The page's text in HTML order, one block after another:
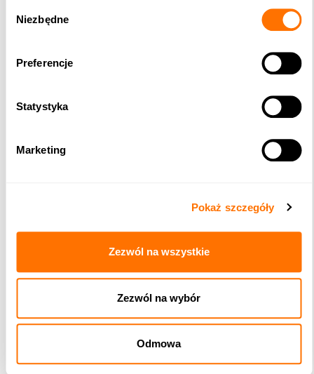
zgody
Niezbędne
Preferencje
Statystyka
Marketing
Pokaż szczegóły
Zezwól na wszystkie
Zezwól na wybór
Odmowa
win)